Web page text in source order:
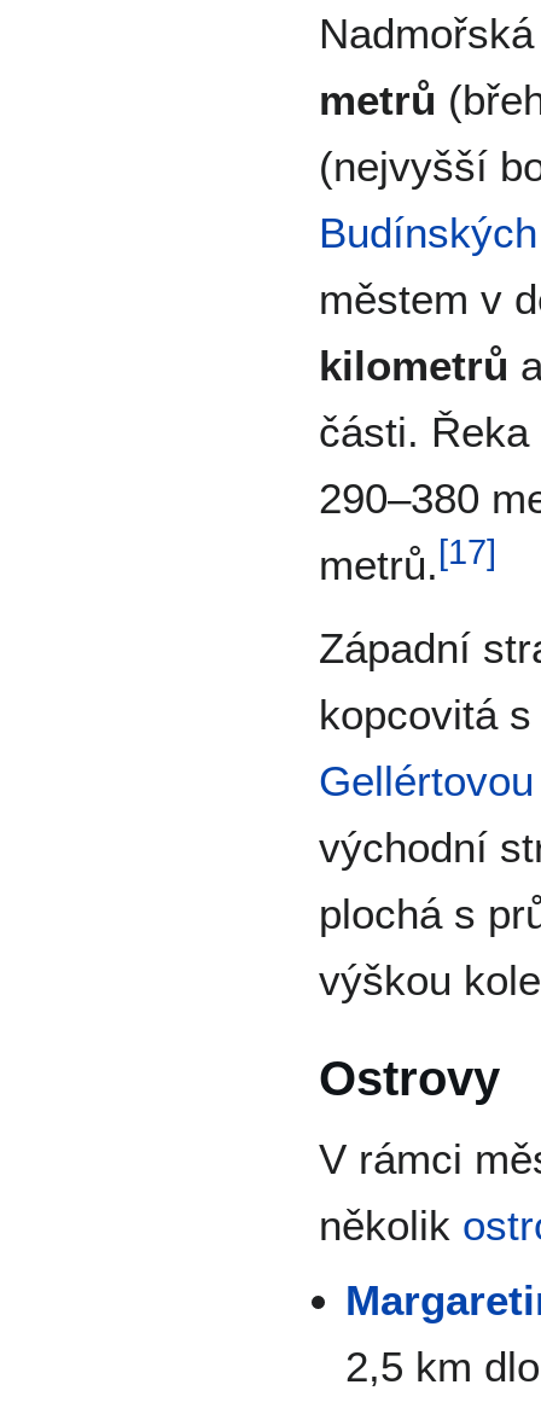
metrů
(nejvyšší
městem v
kilometrů
části.
290–380
metrů.[17]
Západní
kopcovitá
východní
plochá s
výškou
Ostrovy
V rámci
několik
2,5 km